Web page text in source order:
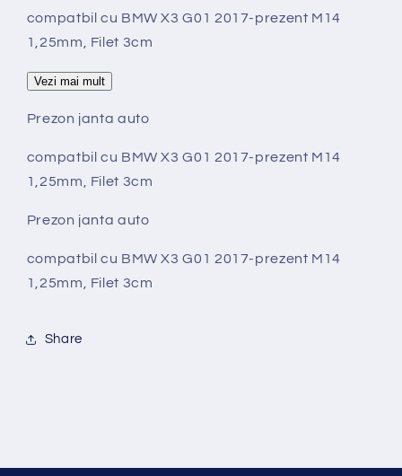
×
1,
Filet
×
1,
compatbil cu BMW X3 G01 2017-prezent M14
1,25mm, Filet 3cm
Vezi mai mult
Prezon janta auto
compatbil cu BMW X3 G01 2017-prezent M14
1,25mm, Filet 3cm
Prezon janta auto
compatbil cu BMW X3 G01 2017-prezent M14
1,25mm, Filet 3cm
Share